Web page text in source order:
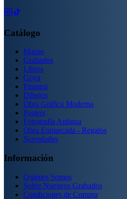
Catálogo
Mapas
Grabados
Libros
Goya
Piranesi
Dibujos
Obra Gráfica Moderna
Posters
Fotografía Antigua
Obra Enmarcada - Regalos
Novedades
Información
Quiénes Somos
Sobre Nuestros Grabados
Condiciones de Compra